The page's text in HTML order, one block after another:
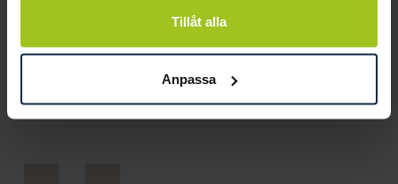
Tillåt alla
Anpassa
Casio